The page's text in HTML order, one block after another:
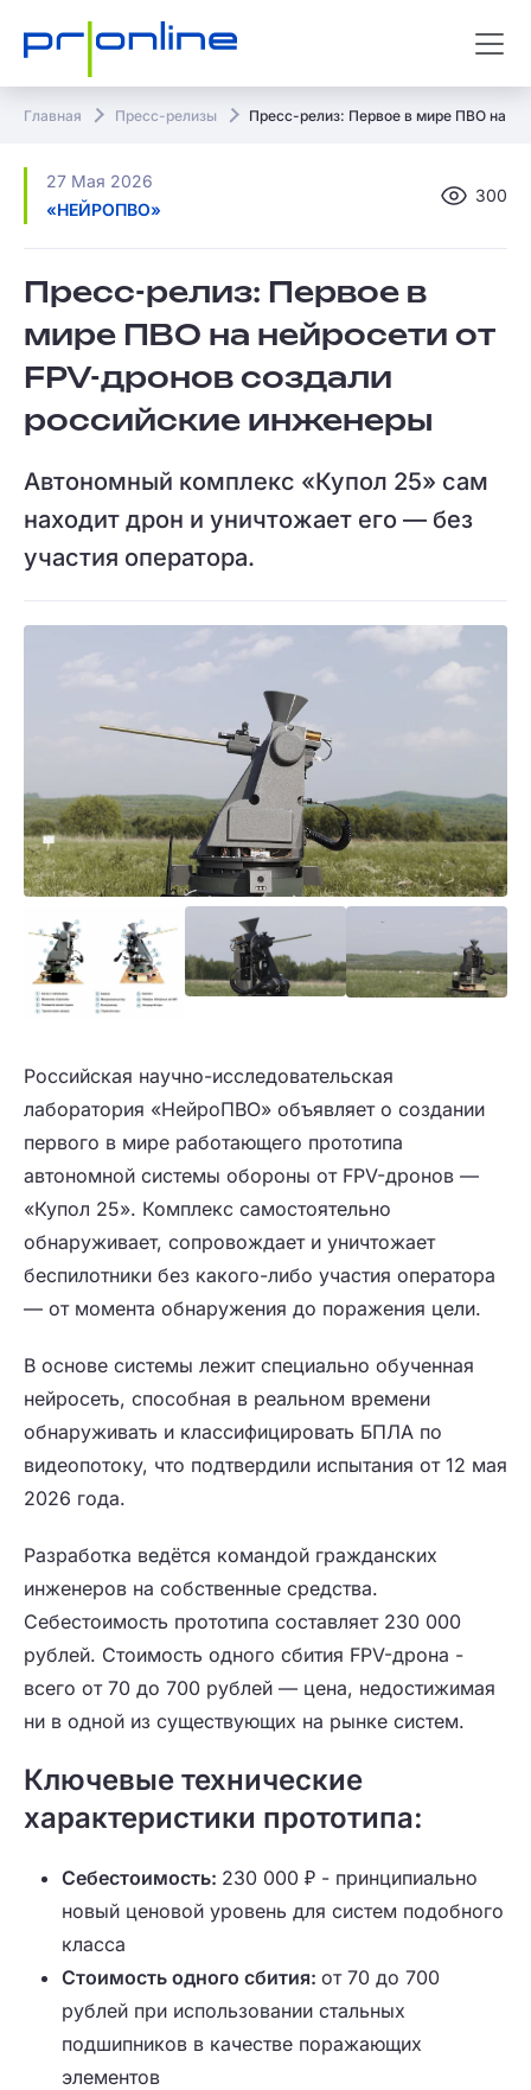
Главная Пресс-релизы Пресс-релиз: Первое в мире ПВО на
27 Мая 2026
«НЕЙРОПВО»
300
Пресс-релиз: Первое в
мире ПВО на нейросети от
FPV-дронов создали
российские инженеры
Автономный комплекс «Купол 25» сам
находит дрон и уничтожает его — без
участия оператора.
Российская научно-исследовательская
лаборатория «НейроПВО» объявляет о создании
первого в мире работающего прототипа
автономной системы обороны от FPV-дронов —
«Купол 25». Комплекс самостоятельно
обнаруживает, сопровождает и уничтожает
беспилотники без какого-либо участия оператора
— от момента обнаружения до поражения цели.
В основе системы лежит специально обученная
нейросеть, способная в реальном времени
обнаруживать и классифицировать БПЛА по
видеопотоку, что подтвердили испытания от 12 мая
2026 года.
Разработка ведётся командой гражданских
инженеров на собственные средства.
Себестоимость прототипа составляет 230 000
рублей. Стоимость одного сбития FPV-дрона -
всего от 70 до 700 рублей — цена, недостижимая
ни в одной из существующих на рынке систем.
Ключевые технические
характеристики прототипа:
Себестоимость: 230 000 ₽ - принципиально
новый ценовой уровень для систем подобного
класса
Стоимость одного сбития: от 70 до 700
рублей при использовании стальных
подшипников в качестве поражающих
элементов